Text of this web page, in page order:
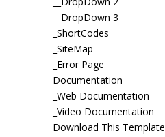
__DropDown 3
_ShortCodes
_SiteMap
_Error Page
Documentation
_Web Documentation
_Video Documentation
Download This Template